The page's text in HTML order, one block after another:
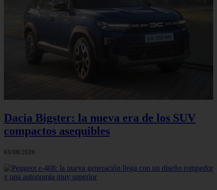
Dacia Bigster: la nueva era de los SUV
compactos asequibles
03/08/2026